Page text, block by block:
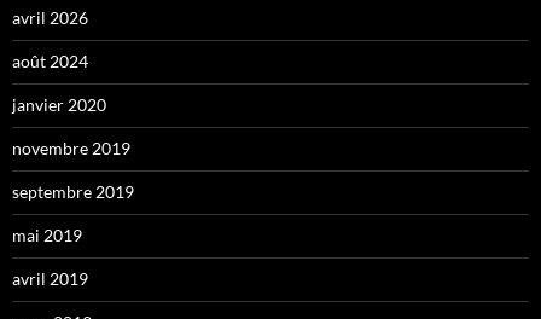
avril 2026
août 2024
janvier 2020
novembre 2019
septembre 2019
mai 2019
avril 2019